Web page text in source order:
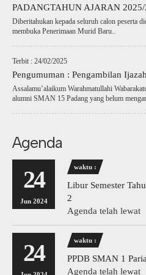
PADANGTAHUN AJARAN 2025/
Diberitahukan kepada seluruh calon peserta
membuka Penerimaan Murid Baru..
Terbit : 24/02/2025
Pengumuman : Pengambilan Ijazah
Assalamu’alaikum Warahmatullahi
alumni SMAN 15 Padang yang belum
Agenda
24
Jun 2024
waktu :
Libur Semester
2
Agenda telah lewat
24 waktu :
PPDB SMAN 1
Agenda telah lewat